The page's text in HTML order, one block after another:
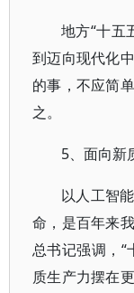
地方“十五
到迈向现代化
的事，不应简
之。
5、面向新
以人工智
命，是百年来
总书记强调，“
质生产力摆在